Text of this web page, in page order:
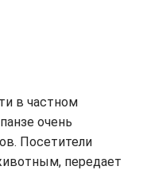
в частном
очень
Посетители
передает